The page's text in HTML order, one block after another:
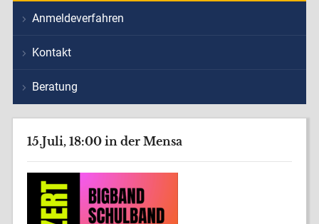
Anmeldeverfahren
Kontakt
Beratung
15.Juli, 18:00 in der Mensa